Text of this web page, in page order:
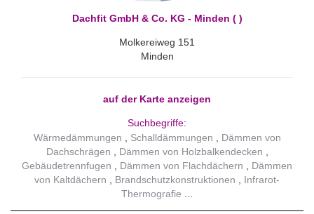
Dachfit GmbH & Co. KG - Minden ( )
Molkereiweg 151
Minden
auf der Karte anzeigen
Suchbegriffe:
Wärmedämmungen
Schalldämmungen
Dämmen von
Dachschrägen
Dämmen von Holzbalkendecken
Gebäudetrennfugen
Dämmen von Flachdächern
Dämmen
von Kaltdächern
Brandschutzkonstruktionen
Infrarot-
Thermografie